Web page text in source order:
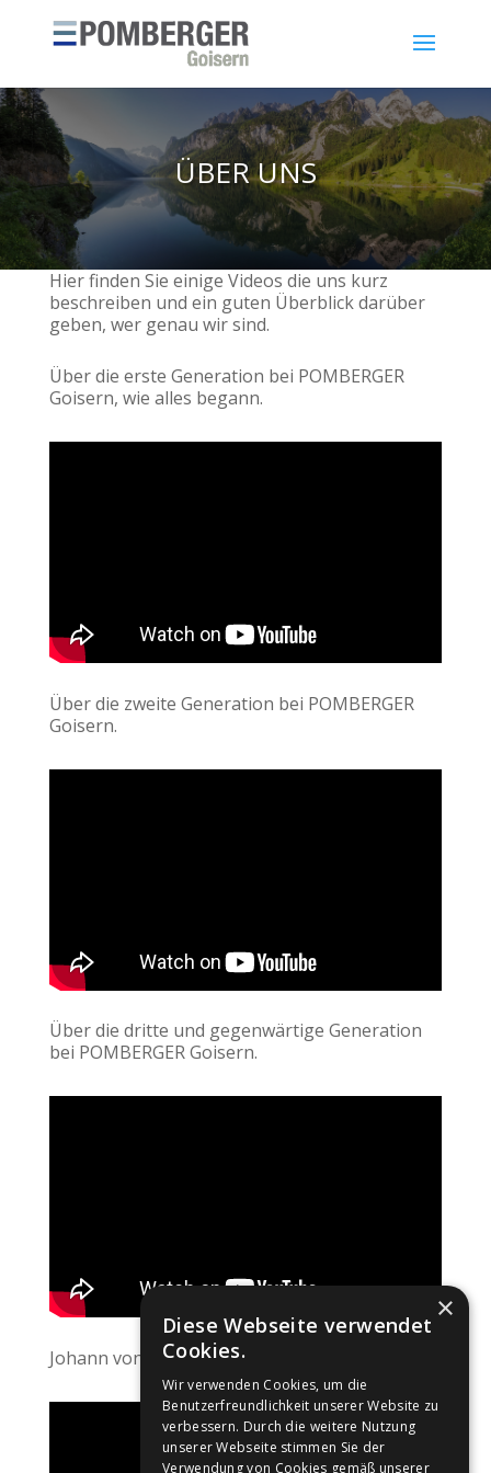
ÜBER UNS
Hier finden Sie einige Videos die uns kurz
beschreiben und ein guten Überblick darüber
geben, wer genau wir sind.
Über die erste Generation bei POMBERGER
Goisern, wie alles begann.
Über die zweite Generation bei POMBERGER
Goisern.
Über die dritte und gegenwärtige Generation
bei POMBERGER Goisern.
Johann von Goisern Imagefilm.
×
Diese Webseite verwendet
Cookies.
Wir verwenden Cookies, um die
Benutzerfreundlichkeit unserer Website zu
verbessern. Durch die weitere Nutzung
unserer Webseite stimmen Sie der
Verwendung von Cookies gemäß unserer